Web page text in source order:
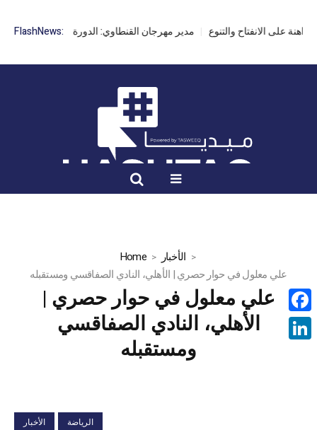
FlashNews:مدير مهرجان القنطاوي: الدورة 42 مهددة بسبب تأخر التراخيص
Home
الأخبار
علي معلول في حوار حصري | الأهلي، النادي الصفاقسي ومستقبله
علي معلول في حوار حصري |
الأهلي، النادي الصفاقسي
ومستقبله
الأخبار الرياضة